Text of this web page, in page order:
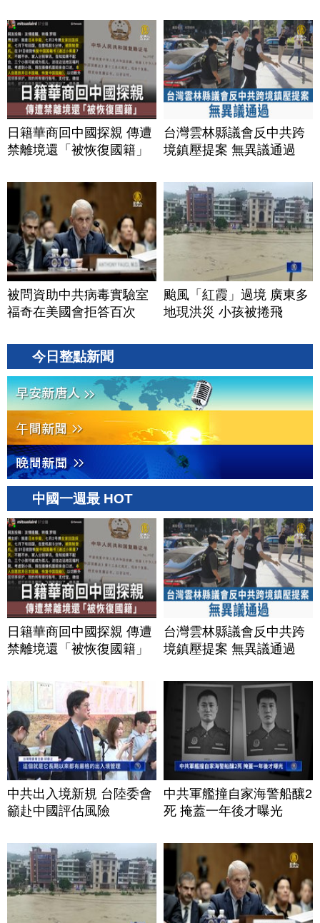
日籍華商回中國探親 傳遭
禁離境還「被恢復國籍」
台灣雲林縣議會反中共跨
境鎮壓提案 無異議通過
被問資助中共病毒實驗室
福奇在美國會拒答百次
颱風「紅霞」過境 廣東多
地現洪災 小孩被捲飛
今日整點新聞
中國一週最 HOT
日籍華商回中國探親 傳遭
禁離境還「被恢復國籍」
台灣雲林縣議會反中共跨
境鎮壓提案 無異議通過
中共出入境新規 台陸委會
籲赴中國評估風險
中共軍艦撞自家海警船釀2
死 掩蓋一年後才曝光